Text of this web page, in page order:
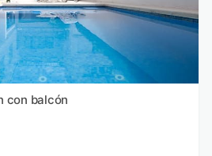
con balcón